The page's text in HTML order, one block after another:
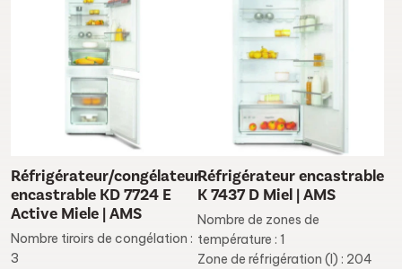
Réfrigérateur/congélateur
encastrable KD 7724 E
Active Miele | AMS
Nombre tiroirs de congélation :
3
Réfrigérateur encastrable
K 7437 D Miel | AMS
Nombre de zones de
température : 1
Zone de réfrigération (l) : 204